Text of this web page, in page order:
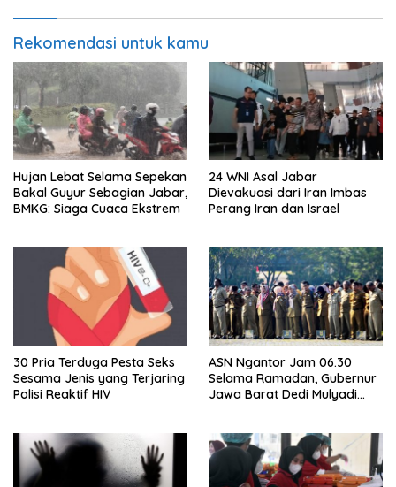
Rekomendasi untuk kamu
Hujan Lebat Selama Sepekan
Bakal Guyur Sebagian Jabar,
BMKG: Siaga Cuaca Ekstrem
24 WNI Asal Jabar
Dievakuasi dari Iran Imbas
Perang Iran dan Israel
30 Pria Terduga Pesta Seks
Sesama Jenis yang Terjaring
Polisi Reaktif HIV
ASN Ngantor Jam 06.30
Selama Ramadan, Gubernur
Jawa Barat Dedi Mulyadi